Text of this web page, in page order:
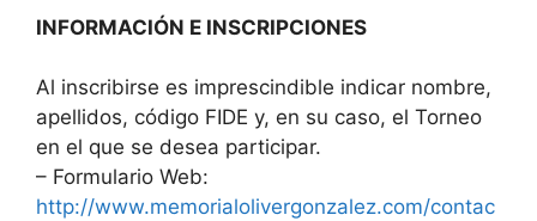
INFORMACIÓN E INSCRIPCIONES
Al inscribirse es imprescindible indicar nombre,
apellidos, código FIDE y, en su caso, el Torneo
en el que se desea participar.
– Formulario Web:
http://www.memorialolivergonzalez.com/contac